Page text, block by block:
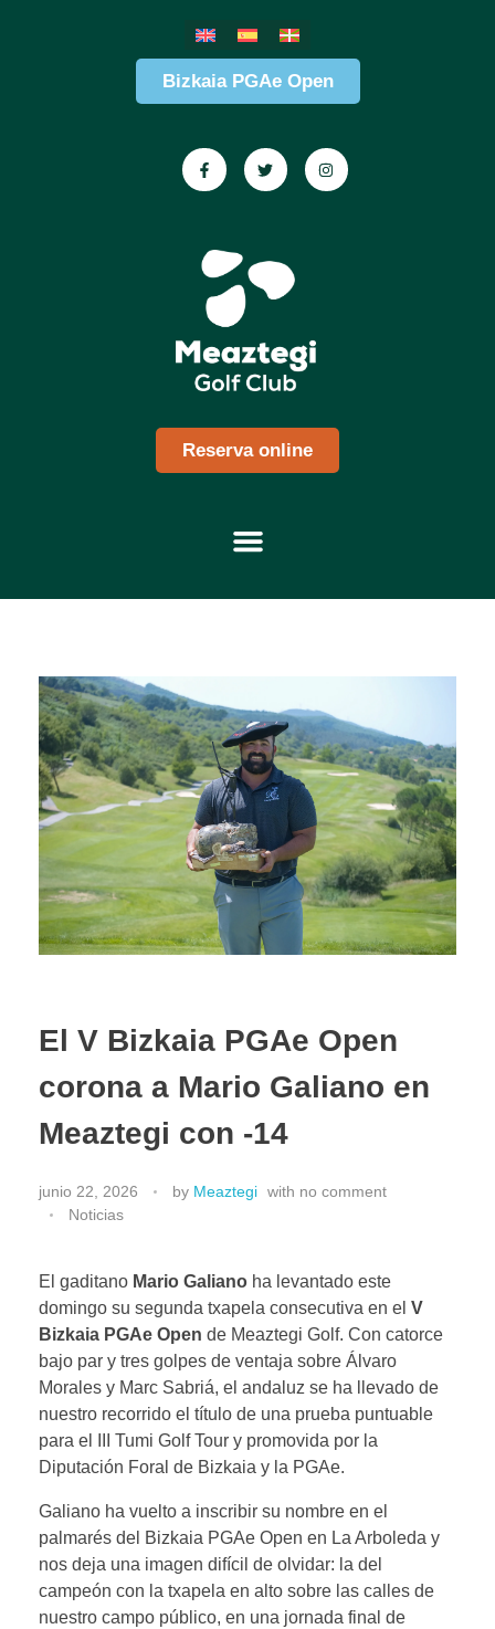
Bizkaia PGAe Open
Reserva online
El V Bizkaia PGAe Open
corona a Mario Galiano en
Meaztegi con -14
junio 22, 2026 by Meaztegi with no comment
Noticias
El gaditano Mario Galiano ha levantado este
domingo su segunda txapela consecutiva en el V
Bizkaia PGAe Open de Meaztegi Golf. Con catorce
bajo par y tres golpes de ventaja sobre Álvaro
Morales y Marc Sabriá, el andaluz se ha llevado de
nuestro recorrido el título de una prueba puntuable
para el III Tumi Golf Tour y promovida por la
Diputación Foral de Bizkaia y la PGAe.
Galiano ha vuelto a inscribir su nombre en el
palmarés del Bizkaia PGAe Open en La Arboleda y
nos deja una imagen difícil de olvidar: la del
campeón con la txapela en alto sobre las calles de
nuestro campo público, en una jornada final de